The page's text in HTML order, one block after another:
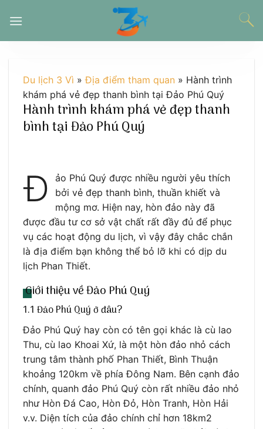
đến
Du lịch 3 Vì »Địa điểm tham quan » Hành trình
khám phá vẻ đẹp thanh bình tại Đảo Phú Quý
Hành trình khám phá vẻ đẹp thanh
bình tại Đảo Phú Quý
Đ
ảo Phú Quý được nhiều người yêu thích
bởi vẻ đẹp thanh bình, thuần khiết và
mộng mơ. Hiện nay, hòn đảo này đã
được đầu tư cơ sở vật chất rất đầy đủ để phục
vụ các hoạt động du lịch, vì vậy đây chắc chắn
là địa điểm bạn không thể bỏ lỡ khi có dịp du
lịch Phan Thiết.
Giới thiệu về Đảo Phú Quý
1.1 Đảo Phú Quý ở đâu?
Đảo Phú Quý hay còn có tên gọi khác là cù lao
Thu, cù lao Khoai Xứ, là một hòn đảo nhỏ cách
trung tâm thành phố Phan Thiết, Bình Thuận
khoảng 120km về phía Đông Nam. Bên cạnh đảo
chính, quanh đảo Phú Quý còn rất nhiều đảo nhỏ
như Hòn Đá Cao, Hòn Đỏ, Hòn Tranh, Hòn Hải
v.v. Diện tích của đảo chính chỉ hơn 18km2